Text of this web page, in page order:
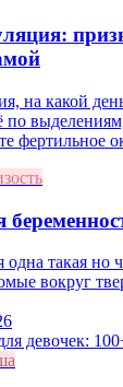
на какой
по
фертильное
такая но
вокруг